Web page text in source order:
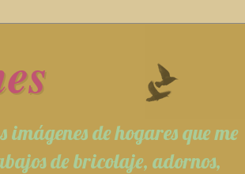
de hogares que me
de bricolaje, adornos,